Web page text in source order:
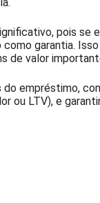
pois se
garantia.
de valor
empréstimo,
ou LTV), e